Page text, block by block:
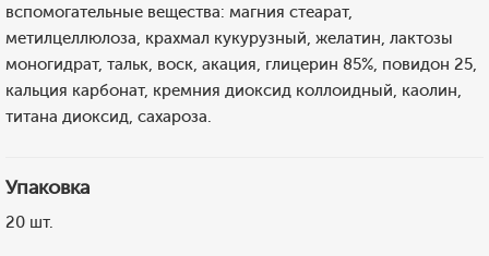
вспомогательные вещества: магния стеарат,
метилцеллюлоза, крахмал кукурузный, желатин, лактозы
моногидрат, тальк, воск, акация, глицерин 85%, повидон 25,
кальция карбонат, кремния диоксид коллоидный, каолин,
титана диоксид, сахароза.
Упаковка
20 шт.